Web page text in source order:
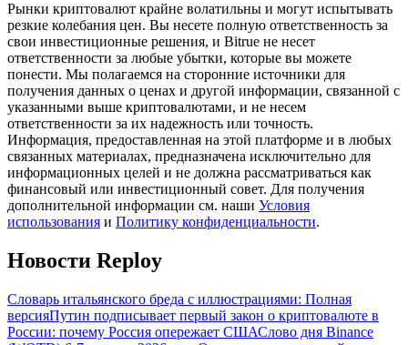
Гид
Руководство для начинающих по фьючерсам
Торговые стратегии
Узнайте, как оставаться прибыльным
Рынки криптовалют крайне волатильны и могут испытывать
резкие колебания цен. Вы несете полную ответственность за
свои инвестиционные решения, и Bitrue не несет
ответственности за любые убытки, которые вы можете
понести. Мы полагаемся на сторонние источники для
получения данных о ценах и другой информации, связанной с
указанными выше криптовалютами, и не несем
ответственности за их надежность или точность.
Информация, предоставленная на этой платформе и в любых
связанных материалах, предназначена исключительно для
информационных целей и не должна рассматриваться как
финансовый или инвестиционный совет. Для получения
дополнительной информации см. наши Условия
использования и Политику конфиденциальности.
Новости Reploy
Словарь итальянского бреда с иллюстрациями: Полная
версияПутин подписывает первый закон о криптовалюте в
России: почему Россия опережает СШАСлово дня Binance